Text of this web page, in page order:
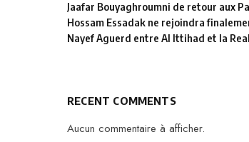
Jaafar Bouyaghroumni de retour aux
Hossam Essadak ne rejoindra
Nayef Aguerd entre Al Ittihad et la
RECENT COMMENTS
Aucun commentaire à afficher.